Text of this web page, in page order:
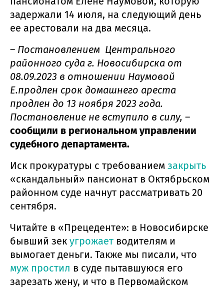
задержали 14 июля, на следующий день
ее арестовали на два месяца.
– Постановлением Центрального
районного суда г. Новосибирска от
08.09.2023 в отношении Наумовой
Е.продлен срок домашнего ареста
продлен до 13 ноября 2023 года.
Постановление не вступило в силу, ­–
сообщили в региональном управлении
судебного департамента.
Иск прокуратуры с требованием закрыть
«скандальный» пансионат в Октябрьском
районном суде начнут рассматривать 20
сентября.
Читайте в «Прецеденте»: в Новосибирске
бывший зек угрожает водителям и
вымогает деньги. Также мы писали, что
муж простил в суде пытавшуюся его
зарезать жену, и что в Первомайском